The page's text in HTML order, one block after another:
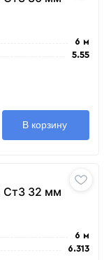
6 м
5.55
В корзину
Ст3 32 мм
6 м
6.313